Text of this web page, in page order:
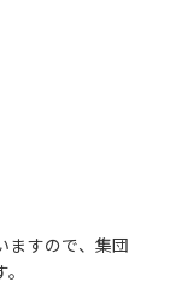
すので、集団